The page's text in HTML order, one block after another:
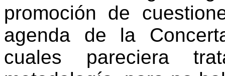
promoción de
agenda de la
cuales pareciera